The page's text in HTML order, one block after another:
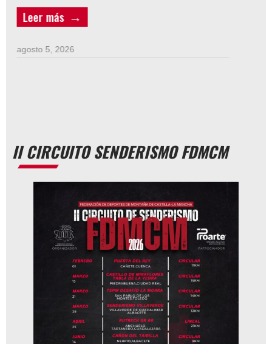
agosto 5, 2026
Leer más
II CIRCUITO SENDERISMO FDMCM